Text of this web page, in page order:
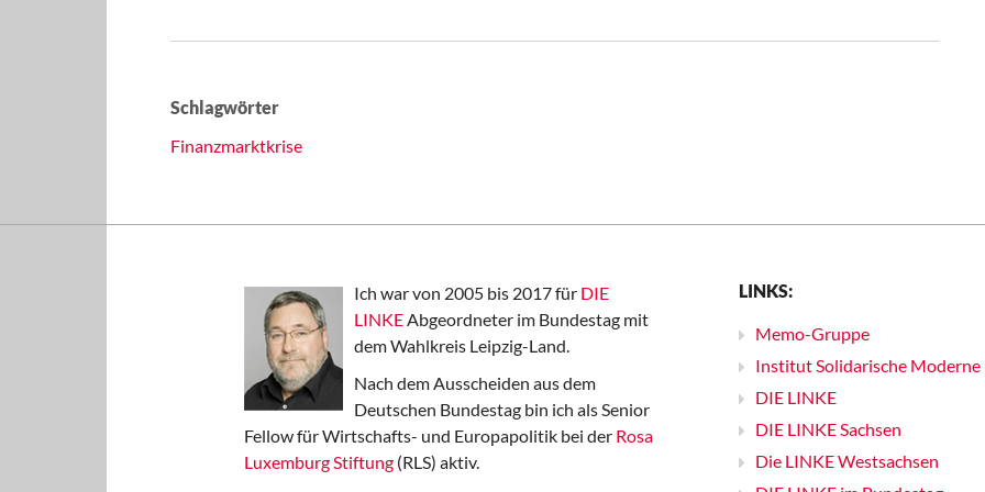
Schlagwörter
Finanzmarktkrise
Ich war von 2005 bis 2017 für DIE
LINKEAbgeordneter im Bundestag mit
dem Wahlkreis Leipzig-Land.
Nach dem Ausscheiden aus dem
Deutschen Bundestag bin ich als Senior
Fellow für Wirtschafts- und Europapolitik bei der Rosa
Luxemburg Stiftung (RLS) aktiv.
LINKS:
Memo-Gruppe
Institut Solidarische Moderne
DIE LINKE
DIE LINKE Sachsen
Die LINKE Westsachsen